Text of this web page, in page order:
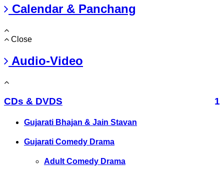
Calendar & Panchang
Close
Audio-Video
CDs & DVDS 1
Gujarati Bhajan & Jain Stavan
Gujarati Comedy Drama
Adult Comedy Drama